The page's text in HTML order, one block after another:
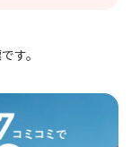
す。